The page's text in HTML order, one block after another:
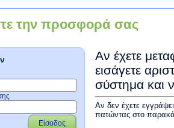
την προσφορά σας
Είσοδος
Αν έχετε
εισάγετε
σύστημα και
Αν δεν έχετε
πατώντας στο